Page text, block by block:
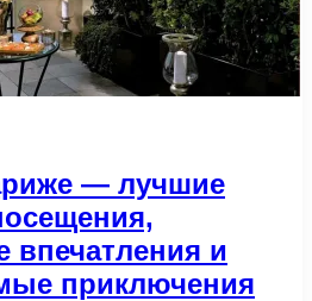
— лучшие
впечатления и
приключения